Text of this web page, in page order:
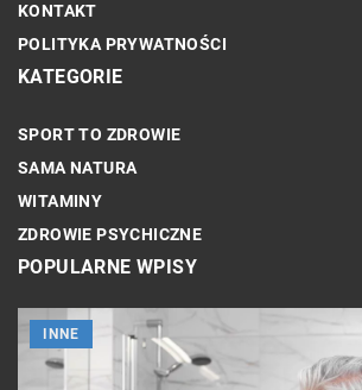
KONTAKT
POLITYKA PRYWATNOŚCI
KATEGORIE
SPORT TO ZDROWIE
SAMA NATURA
WITAMINY
ZDROWIE PSYCHICZNE
POPULARNE WPISY
INNE